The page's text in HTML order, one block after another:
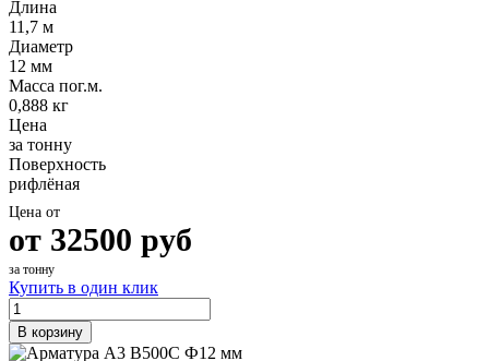
Длина
11,7 м
Диаметр
12 мм
Масса пог.м.
0,888 кг
Цена
за тонну
Поверхность
рифлёная
Цена от
от 32500 руб
за тонну
Купить в один клик
В корзину